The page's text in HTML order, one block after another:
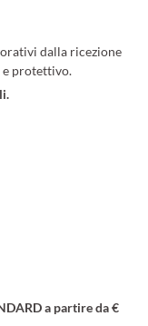
dalla ricezione
e protettivo.
a partire da €